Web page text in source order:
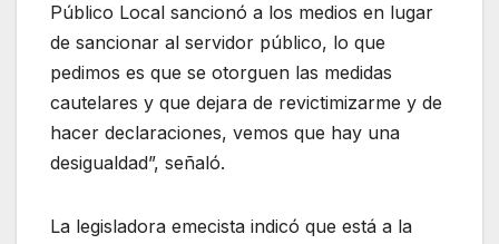
Público Local sancionó a los medios en lugar
de sancionar al servidor público, lo que
pedimos es que se otorguen las medidas
cautelares y que dejara de revictimizarme y de
hacer declaraciones, vemos que hay una
desigualdad”, señaló.
La legisladora emecista indicó que está a la